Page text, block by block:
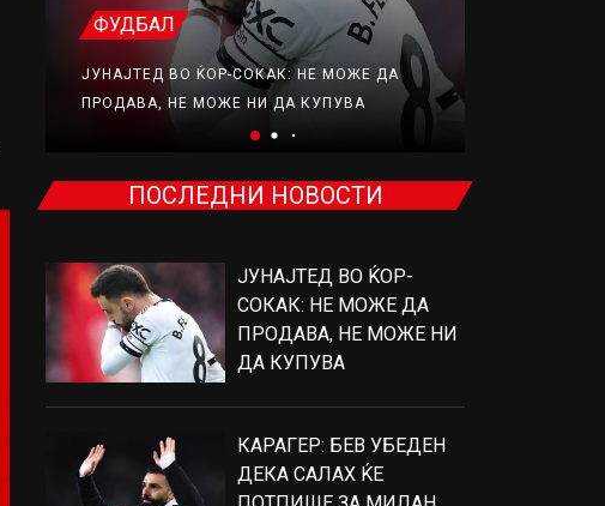
ФУДБАЛ
ЈУНАЈТЕД ВО ЌОР-СОКАК: НЕ МОЖЕ ДА
ПРОДАВА, НЕ МОЖЕ НИ ДА КУПУВА
ПОСЛЕДНИ НОВОСТИ
ЈУНАЈТЕД ВО ЌОР-
СОКАК: НЕ МОЖЕ ДА
ПРОДАВА, НЕ МОЖЕ НИ
ДА КУПУВА
КАРАГЕР: БЕВ УБЕДЕН
ДЕКА САЛАХ ЌЕ